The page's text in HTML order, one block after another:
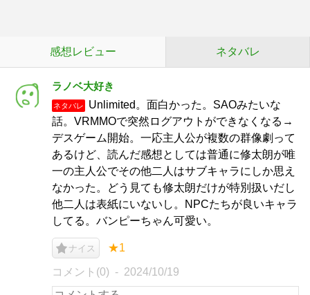
感想レビュー ネタバレ
ラノベ大好き
ネタバレ
Unlimited。面白かった。SAOみたいな
話。VRMMOで突然ログアウトができなくなる→
デスゲーム開始。一応主人公が複数の群像劇って
あるけど、読んだ感想としては普通に修太朗が唯
一の主人公でその他二人はサブキャラにしか思え
なかった。どう見ても修太朗だけが特別扱いだし
他二人は表紙にいないし。NPCたちが良いキャラ
してる。バンピーちゃん可愛い。
ナイス ★1
コメント(0) 2024/10/19